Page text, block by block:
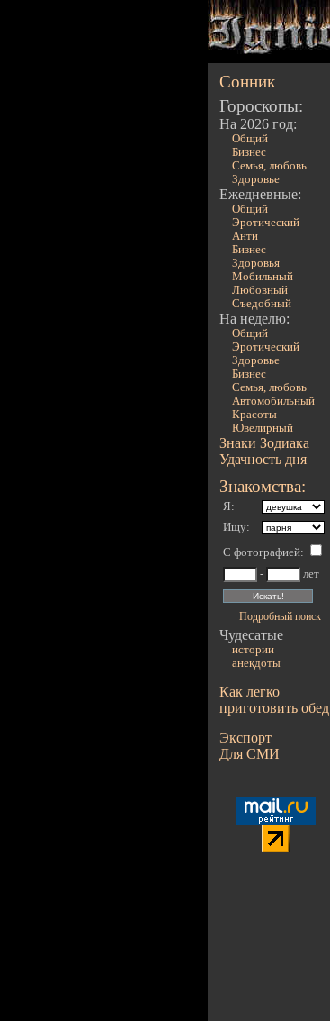
Сонник
Гороскопы:
На 2026 год:
Общий
Бизнес
Семья, любовь
Здоровье
Ежедневные:
Общий
Эротический
Анти
Бизнес
Здоровья
Мобильный
Любовный
Съедобный
На неделю:
Общий
Эротический
Здоровье
Бизнес
Семья, любовь
Автомобильный
Красоты
Ювелирный
Знаки Зодиака
Удачность дня
Знакомства:
Я:
Ищу:
С фотографией:
-
лет
Подробный поиск
Чудесатые
истории
анекдоты
Как легко
приготовить обед
Экспорт
Для СМИ